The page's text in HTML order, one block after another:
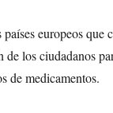
europeos que
de los ciudadanos
de medicamentos.